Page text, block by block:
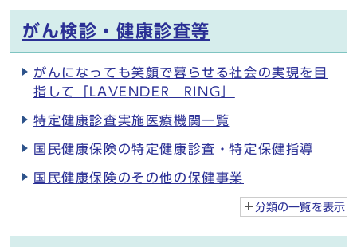
がん検診・健康診査等
がんになっても笑顔で暮らせる社会の実現を目
指して「LAVENDER RING」
特定健康診査実施医療機関一覧
国民健康保険の特定健康診査・特定保健指導
国民健康保険のその他の保健事業
分類の一覧を表示